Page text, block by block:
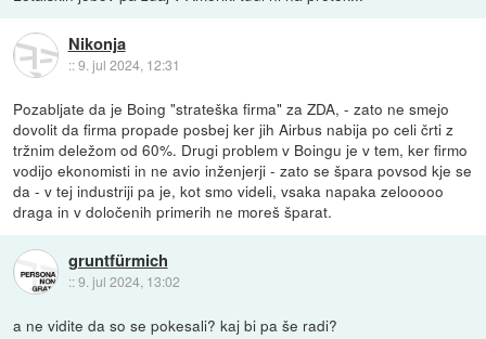
Nikonja
::9. jul 2024, 12:31
Pozabljate da je Boing "strateška firma" za ZDA, - zato ne smejo
dovolit da firma propade posbej ker jih Airbus nabija po celi črti z
tržnim deležom od 60%. Drugi problem v Boingu je v tem, ker firmo
vodijo ekonomisti in ne avio inženjerji - zato se špara povsod kje se
da - v tej industriji pa je, kot smo videli, vsaka napaka zelooooo
draga in v določenih primerih ne moreš šparat.
gruntfürmich
::9. jul 2024, 13:02
a ne vidite da so se pokesali? kaj bi pa še radi?